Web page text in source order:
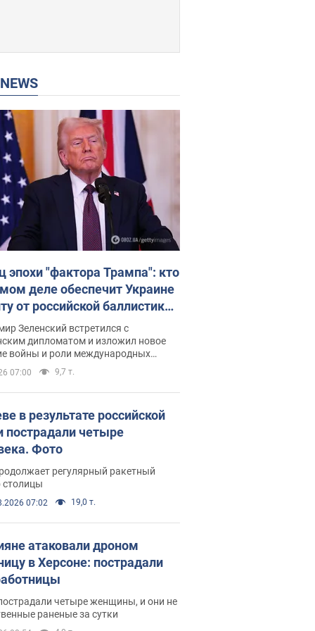
NEWS
эпохи "фактора Трампа": кто
деле обеспечит Украине
от российской баллистики.
с Безсмертным
Зеленский встретился с
дипломатом и изложил новое
войны и роли международных
в борьбе с Россией
07:00 9,7 т.
в результате российской
пострадали четыре
Фото
регулярный ракетный
столицы
07:02 19,0 т.
атаковали дроном
в Херсоне: пострадали
четыре женщины, и они не
раненые за сутки